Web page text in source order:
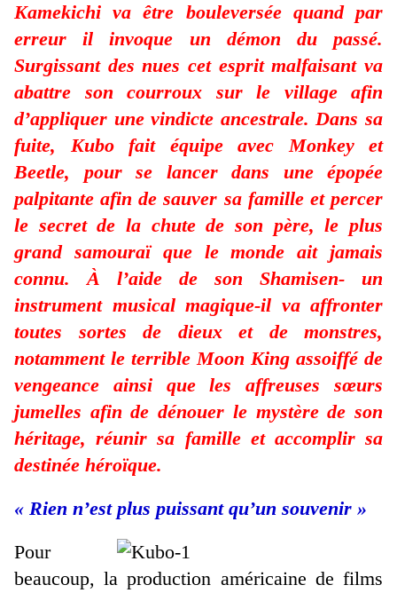
Kamekichi va être bouleversée quand par
erreur il invoque un démon du passé.
Surgissant des nues cet esprit malfaisant va
abattre son courroux sur le village afin
d’appliquer une vindicte ancestrale. Dans sa
fuite, Kubo fait équipe avec Monkey et
Beetle, pour se lancer dans une épopée
palpitante afin de sauver sa famille et percer
le secret de la chute de son père, le plus
grand samouraï que le monde ait jamais
connu. À l’aide de son Shamisen- un
instrument musical magique-il va affronter
toutes sortes de dieux et de monstres,
notamment le terrible Moon King assoiffé de
vengeance ainsi que les affreuses sœurs
jumelles afin de dénouer le mystère de son
héritage, réunir sa famille et accomplir sa
destinée héroïque.
« Rien n’est plus puissant qu’un souvenir »
Pour
beaucoup, la production américaine de films